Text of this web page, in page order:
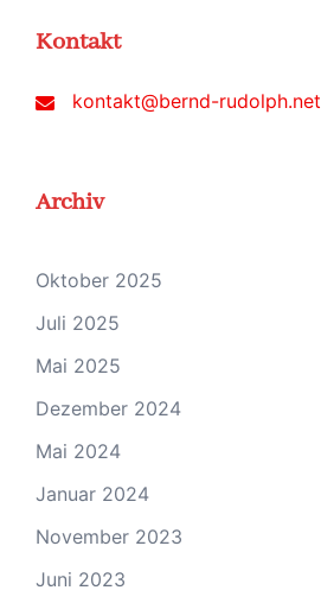
Kontakt
kontakt@bernd-rudolph.net
Archiv
Oktober 2025
Juli 2025
Mai 2025
Dezember 2024
Mai 2024
Januar 2024
November 2023
Juni 2023